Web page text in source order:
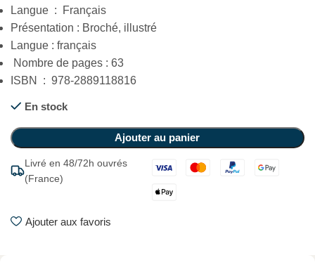
Langue ‏ : ‎ Français
Langue : français
‎ Nombre de pages : 63
ISBN ‏ : ‎ 978-2889118816
En stock
Ajouter au panier
Livré en 48/72h ouvrés
(France)
Ajouter aux favoris